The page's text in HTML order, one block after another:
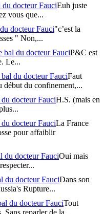
du docteur FauciEuh juste
vous que...
docteur Fauci"c’est la
" Non,...
bal du docteur FauciP&C est
Le...
du docteur FauciFaut
début du confinement,...
docteur FauciH.S. (mais en
docteur FauciLa France
pour affaiblir
du docteur FauciOui mais
du docteur FauciDans son
Rupture...
du docteur FauciTout